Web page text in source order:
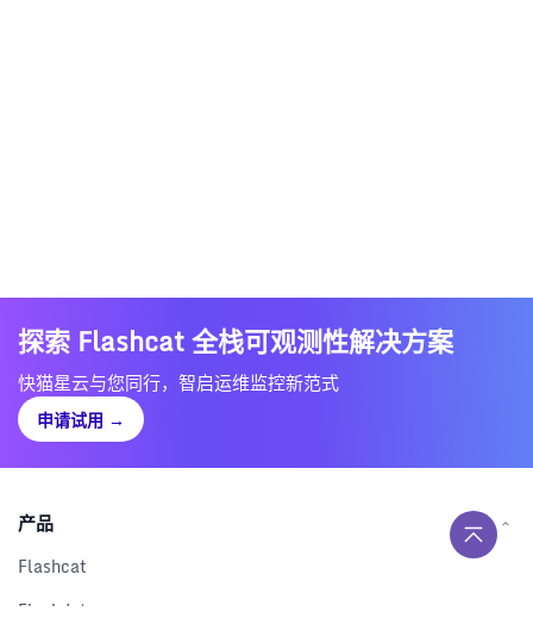
探索 Flashcat 全栈可观测性解决方案
快猫星云与您同行，智启运维监控新范式
申请试用 →
产品
Flashcat
Flashduty